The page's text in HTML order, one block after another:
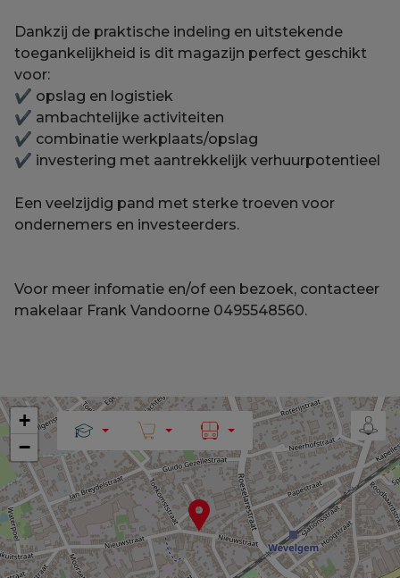
Dankzij de praktische indeling en uitstekende
toegankelijkheid is dit magazijn perfect geschikt
voor:
✔ opslag en logistiek
✔ ambachtelijke activiteiten
✔ combinatie werkplaats/opslag
✔ investering met aantrekkelijk verhuurpotentieel
Een veelzijdig pand met sterke troeven voor
ondernemers en investeerders.
Voor meer infomatie en/of een bezoek, contacteer
makelaar Frank Vandoorne 0495548560.
+
−